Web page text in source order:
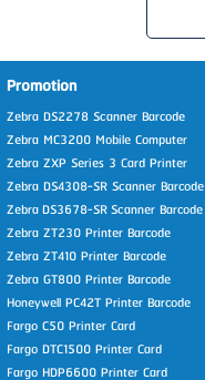
Promotion
Zebra DS2278 Scanner Barcode
Zebra MC3200 Mobile Computer
Zebra ZXP Series 3 Card Printer
Zebra DS4308-SR Scanner Barcode
Zebra DS3678-SR Scanner Barcode
Zebra ZT230 Printer Barcode
Zebra ZT410 Printer Barcode
Zebra GT800 Printer Barcode
Honeywell PC42T Printer Barcode
Fargo C50 Printer Card
Fargo DTC1500 Printer Card
Fargo HDP6600 Printer Card